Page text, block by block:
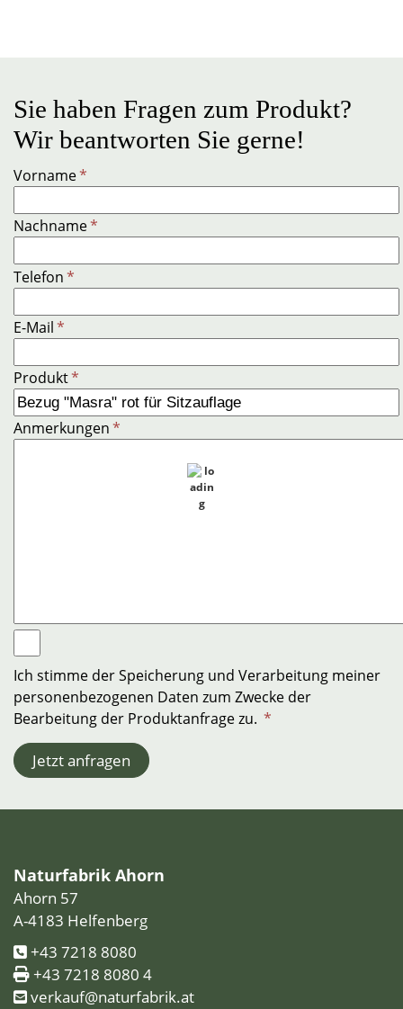
Sie haben Fragen zum Produkt?
Wir beantworten Sie gerne!
Vorname*
Nachname*
Telefon*
E-Mail*
Produkt*
Anmerkungen*
Ich stimme der Speicherung und Verarbeitung meiner
personenbezogenen Daten zum Zwecke der
Bearbeitung der Produktanfrage zu. *
Jetzt anfragen
Naturfabrik Ahorn
Ahorn 57
A-4183 Helfenberg
+43 7218 8080
+43 7218 8080 4
verkauf@naturfabrik.at